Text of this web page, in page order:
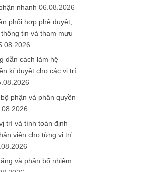
nhanh 06.08.2026
phối hợp phê duyệt,
tin và tham mưu
dẫn cách làm hệ
kí duyệt cho các vị trí
phận và phân quyền
trí và tính toán định
viên cho từng vị trí
và phân bổ nhiệm